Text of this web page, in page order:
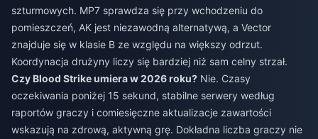
szturmowych. MP7 sprawdza się przy wchodzeniu do
pomieszczeń, AK jest niezawodną alternatywą, a Vector
znajduje się w klasie B ze względu na większy odrzut.
Koordynacja drużyny liczy się bardziej niż sam celny strzał.
Czy Blood Strike umiera w 2026 roku? Nie. Czasy
oczekiwania poniżej 15 sekund, stabilne serwery według
raportów graczy i comiesięczne aktualizacje zawartości
wskazują na zdrową, aktywną grę. Dokładna liczba graczy nie